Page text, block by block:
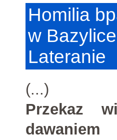
Homilia
w
Lateranie
(...)
Przekaz